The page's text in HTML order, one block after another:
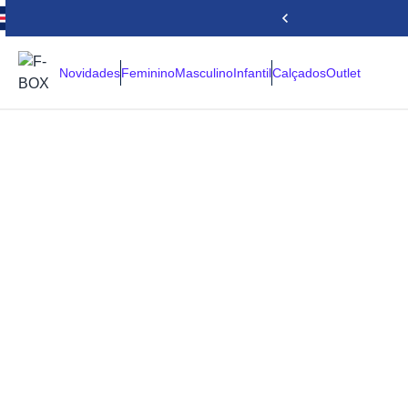
NovidadesFemininoMasculinoInfantilCalçadosOutlet